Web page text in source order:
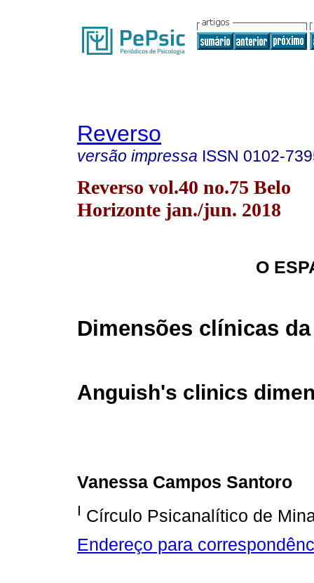
Reverso
versão impressa ISSN 0102-
Reverso vol.40 no.75 Belo
Horizonte jan./jun. 2018
O
Dimensões clínicas
Anguish's clinics
Vanessa Campos Santoro
I Círculo Psicanalítico de
Endereço para